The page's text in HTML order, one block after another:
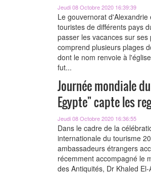
Jeudi 08 Octobre 2020 16:39:39
Le gouvernorat d'Alexandrie
touristes de différents pays
passer les vacances sur ses
comprend plusieurs plages
dont le nom renvoie à
fut...
Journée mondiale
Egypte" capte les
Jeudi 08 Octobre 2020 16:36:55
Dans le cadre de la
internationale du tourisme
ambassadeurs étrangers
récemment accompagné le
des Antiquités, Dr Khaled